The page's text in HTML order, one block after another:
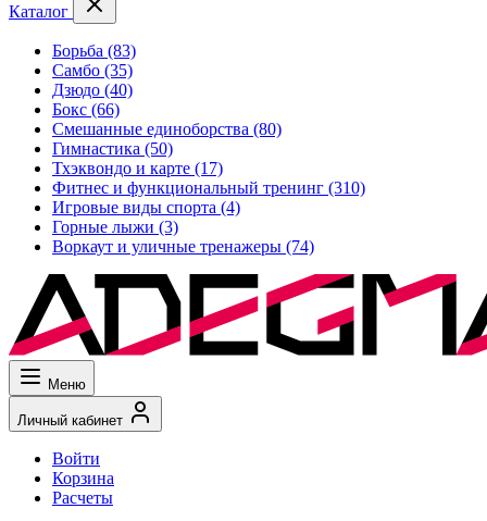
Каталог
Борьба (83)
Самбо (35)
Дзюдо (40)
Бокс (66)
Смешанные единоборства (80)
Гимнастика (50)
Тхэквондо и карте (17)
Фитнес и функциональный тренинг (310)
Игровые виды спорта (4)
Горные лыжи (3)
Воркаут и уличные тренажеры (74)
Меню
Личный кабинет
Войти
Корзина
Расчеты